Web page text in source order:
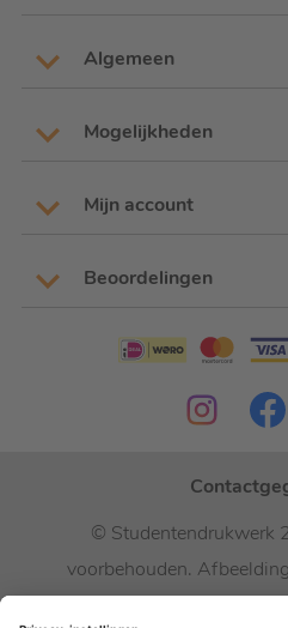
Algemeen
Mogelijkheden
Mijn account
Beoordelingen
© Studentendrukwerk
voorbehouden.